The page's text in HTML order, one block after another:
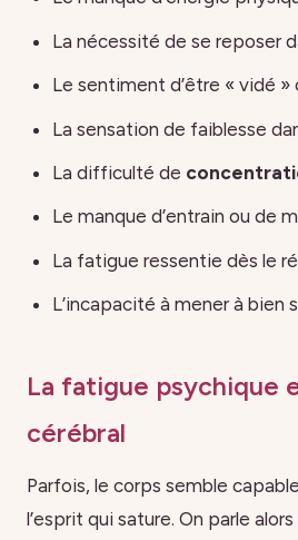
La nécessité de se reposer
Le sentiment d’être « vidé
La sensation de faiblesse
La difficulté de
Le manque d’entrain ou de
La fatigue ressentie dès le
L’incapacité à mener à bien
La fatigue psychique
cérébral
Parfois, le corps semble
l’esprit qui sature. On parle